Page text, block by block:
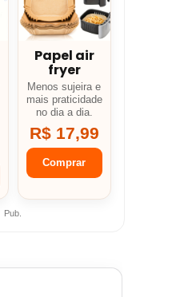
Papel air
fryer
Menos sujeira e
mais praticidade
no dia a dia.
R$ 17,99
Comprar
Pub.